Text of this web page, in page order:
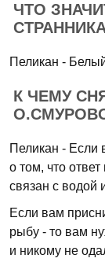
ЧТО
Пеликан -
К ЧЕМУ
Пеликан - Если
о том, что
связан с водой
Если вам
рыбу - то вам
и никому не